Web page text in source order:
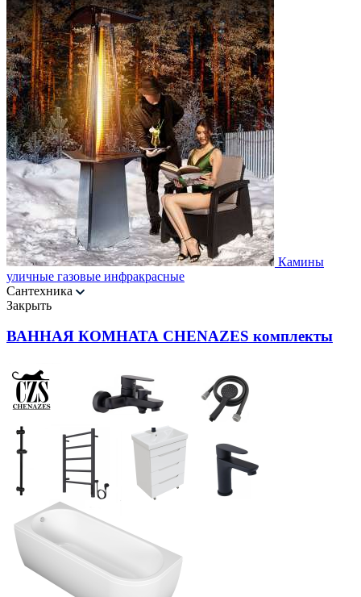
Камины
уличные газовые инфракрасные
Сантехника
Закрыть
ВАННАЯ КОМНАТА CHENAZES комплекты